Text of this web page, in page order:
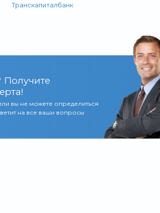
Транскапиталбанк
Получите
вы не можете определиться
на все ваши вопросы